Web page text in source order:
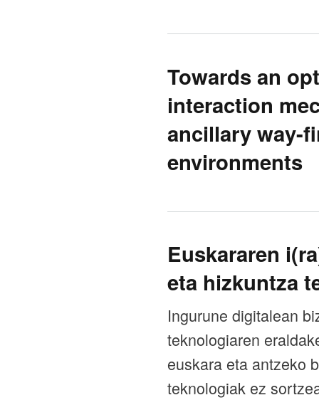
Towards an
interaction
ancillary way-
environments
Euskararen
eta hizkuntza
Ingurune digitalean
teknologiaren
euskara eta antzeko
teknologiak ez